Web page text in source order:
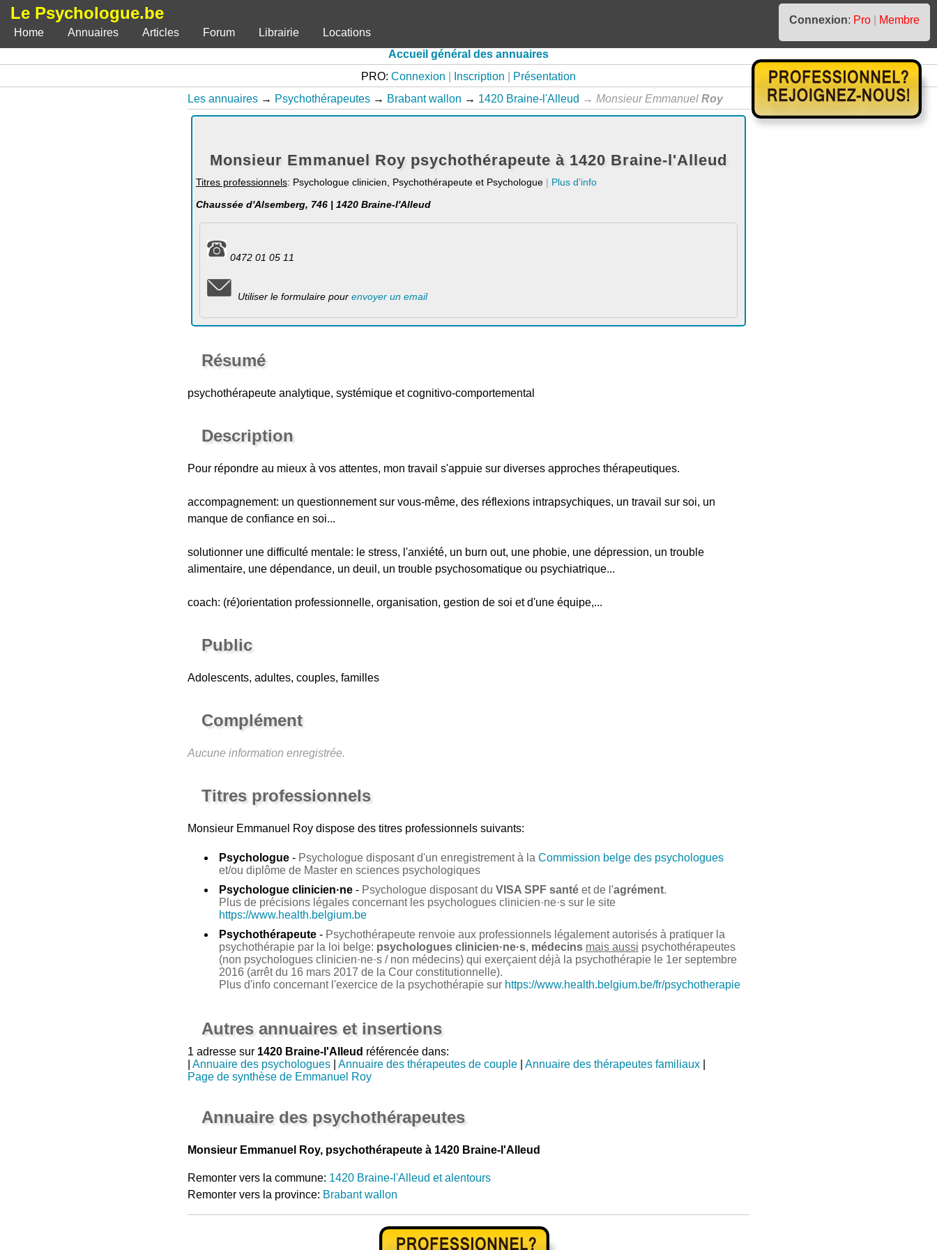
Le Psychologue.be Connexion: Pro
Membre
Home
Annuaires Articles Forum Librairie
Locations
Accueil général des annuaires
PRO: Connexion Inscription
Présentation
Les annuaires → Psychothérapeutes → Brabant wallon → 1420 Braine-l'Alleud → Monsieur Emmanuel Roy
Monsieur Emmanuel Roy psychothérapeute à 1420 Braine-l'Alleud
Titres professionnels: Psychologue clinicien, Psychothérapeute et Psychologue | Plus d'info
Chaussée d'Alsemberg, 746 | 1420 Braine-l'Alleud
0472 01 05 11
Utiliser le formulaire pourenvoyer un email
Résumé
psychothérapeute analytique, systémique et cognitivo-comportemental
Description
Pour répondre au mieux à vos attentes, mon travail s'appuie sur diverses approches thérapeutiques.
accompagnement: un questionnement sur vous-même, des réflexions intrapsychiques, un travail sur soi, un
manque de confiance en soi...
solutionner une difficulté mentale: le stress, l'anxiété, un burn out, une phobie, une dépression, un trouble
alimentaire, une dépendance, un deuil, un trouble psychosomatique ou psychiatrique...
coach: (ré)orientation professionnelle, organisation, gestion de soi et d'une équipe,...
Public
Adolescents, adultes, couples, familles
Complément
Aucune information enregistrée.
Titres professionnels
Monsieur Emmanuel Roydispose des titres professionnels suivants:
Psychologue- Psychologue disposant d'un enregistrement à la Commission belge des psychologues
et/ou diplôme de Master en sciences psychologiques
Psychologue clinicien·ne- Psychologue disposant du VISA SPF santéet de l'agrément.
Plus de précisions légales concernant les psychologues clinicien·ne·s sur le site
https://www.health.belgium.be
Psychothérapeute- Psychothérapeute renvoie aux professionnels légalement autorisés à pratiquer la
psychothérapie par la loi belge: psychologues clinicien·ne·s, médecins mais aussi psychothérapeutes
(non psychologues clinicien·ne·s / non médecins) qui exerçaient déjà la psychothérapie le 1er septembre
2016 (arrêt du 16 mars 2017 de la Cour constitutionnelle).
Plus d'info concernant l'exercice de la psychothérapie sur https://www.health.belgium.be/fr/psychotherapie
Autres annuaires et insertions
1 adresse sur 1420 Braine-l'Alleud référencée dans:
Annuaire des psychologues| Annuaire des thérapeutes de couple| Annuaire des thérapeutes familiaux|
Page de synthèse de Emmanuel Roy
Annuaire des psychothérapeutes
Monsieur Emmanuel Roy, psychothérapeute à 1420 Braine-l'Alleud
Remonter vers la commune: 1420 Braine-l'Alleud et alentours
Remonter vers la province: Brabant wallon